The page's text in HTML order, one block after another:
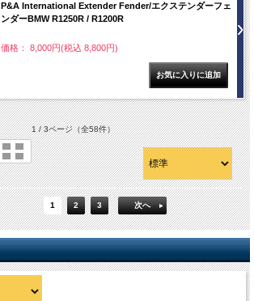
P&A International Extender Fender/エクステンダーフェ
ンダーBMW R1250R / R1200R
価格： 8,000円(税込 8,800円)
1 / 3ページ（全58件）
1 2 3 次へ